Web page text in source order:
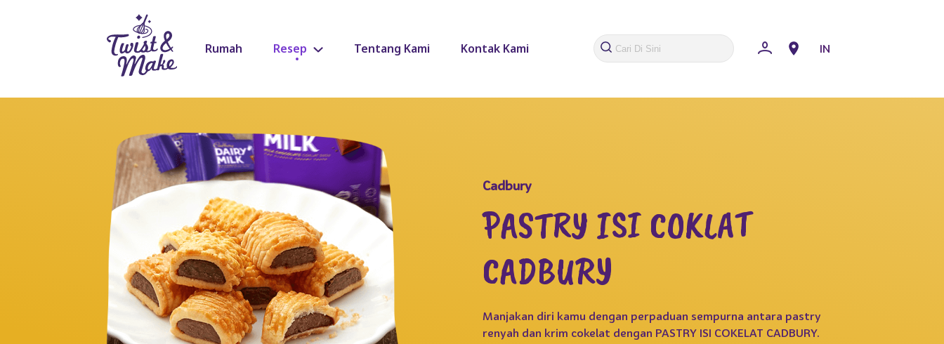
Rumah Resep Tentang Kami Kontak Kami IN
Cadbury
PASTRY ISI COKLAT
CADBURY
Manjakan diri kamu dengan perpaduan sempurna antara pastry
renyah dan krim cokelat dengan PASTRY ISI COKELAT CADBURY.